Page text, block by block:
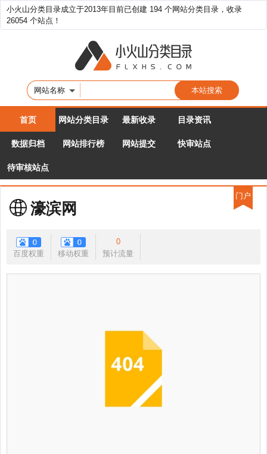
小火山分类目录成立于2013年目前已创建 194 个网站分类目录，收录
26054 个站点！
网站名称
首页 网站分类目录 最新收录 目录资讯
数据归档 网站排行榜 网站提交 快审站点
待审核站点
濠滨网
百度权重 移动权重
0
预计流量
门户